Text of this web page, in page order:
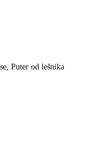
Puter od lešnika